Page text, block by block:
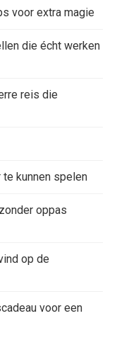
voor extra magie
die écht werken
reis die
kunnen spelen
oppas
op de
voor een